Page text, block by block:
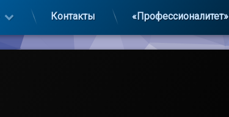
Контакты «Профессионалитет»